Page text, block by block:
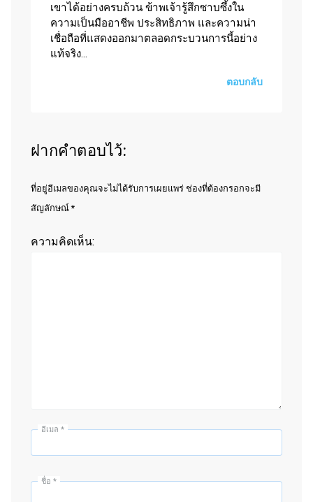
เขาได้อย่างครบถ้วน ข้าพเจ้ารู้สึกซาบซึ้งใน
ความเป็นมืออาชีพ ประสิทธิภาพ และความน่า
เชื่อถือที่แสดงออกมาตลอดกระบวนการนี้อย่าง
แท้จริง...
ตอบกลับ
ฝากคำตอบไว้:
ที่อยู่อีเมลของคุณจะไม่ได้รับการเผยแพร่ ช่องที่ต้องกรอกจะมี
สัญลักษณ์ *
ความคิดเห็น:
อีเมล *
ชื่อ *